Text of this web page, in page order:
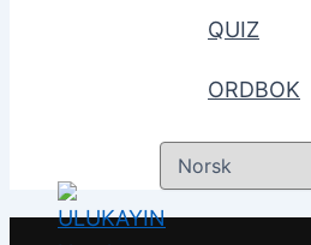
QUIZ
ORDBOK
Choose